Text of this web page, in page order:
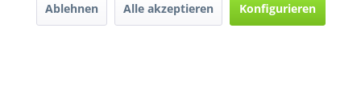
Ablehnen Alle akzeptieren Konfigurieren